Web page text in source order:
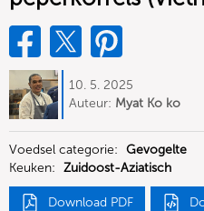
10. 5. 2025
Auteur: Myat Ko ko
Voedsel categorie: Gevogelte
Keuken: Zuidoost-Aziatisch
Download PDF